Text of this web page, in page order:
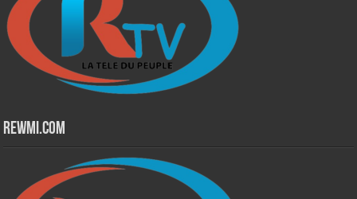
Rewmi.Com